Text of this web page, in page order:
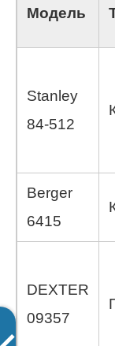
Модель
Stanley
84-512
Berger
6415
DEXTER
09357